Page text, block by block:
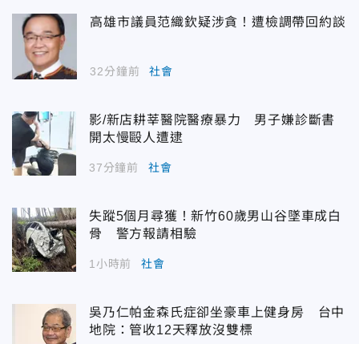
高雄市議員范織欽疑涉貪！遭檢調帶回約談
32分鐘前 社會
影/新店耕莘醫院醫療暴力 男子嫌診斷書
開太慢毆人遭逮
37分鐘前 社會
失蹤5個月尋獲！新竹60歲男山谷墜車成白
骨 警方報請相驗
1小時前 社會
吳乃仁帕金森氏症卻坐豪車上健身房 台中
地院：管收12天釋放沒雙標